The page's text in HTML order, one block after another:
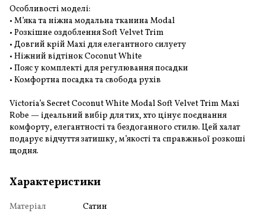
Особливості моделі:
• М’яка та ніжна модальна тканина Modal
• Розкішне оздоблення Soft Velvet Trim
• Довгий крій Maxi для елегантного силуету
• Ніжний відтінок Coconut White
• Пояс у комплекті для регулювання посадки
• Комфортна посадка та свобода рухів
Victoria’s Secret Coconut White Modal Soft Velvet Trim Maxi
Robe — ідеальний вибір для тих, хто цінує поєднання
комфорту, елегантності та бездоганного стилю. Цей халат
подарує відчуття затишку, м’якості та справжньої розкоші
щодня.
Характеристики
Матеріал
Сатин